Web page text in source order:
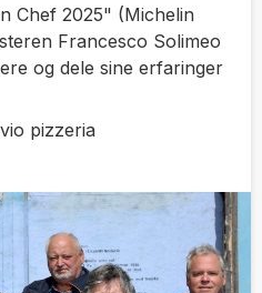
Chef 2025" (Michelin
Francesco Solimeo
og dele sine erfaringer
pizzeria